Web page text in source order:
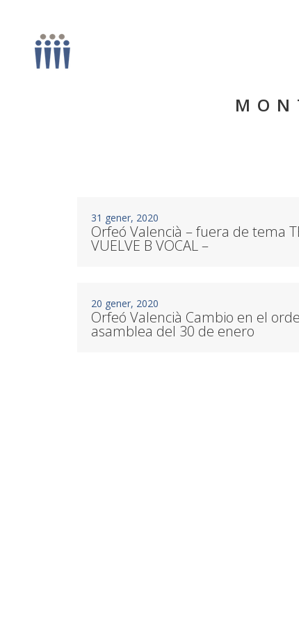
31 gener, 2020
Orfeó Valencià – fuera de tema
VUELVE B VOCAL –
20 gener, 2020
Orfeó Valencià Cambio en el
asamblea del 30 de enero